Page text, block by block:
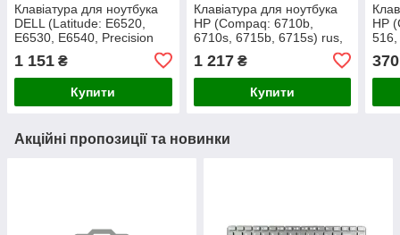
Клавіатура для ноутбука
DELL (Latitude: E6520,
E6530, E6540, Precision
M4600, M6600), rus, black
без джойстика
1 151 ₴
Купити
Клавіатура для ноутбука
HP (Compaq: 6710b,
6710s, 6715b, 6715s) rus,
1 217₴
Купити
HP
370
Акційні пропозиції та новинки